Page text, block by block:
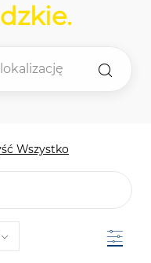
.
Wszystko
Filtr